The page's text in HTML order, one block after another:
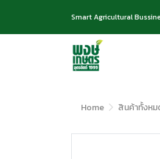
Smart Agricultural
Home สินค้าทั้งห